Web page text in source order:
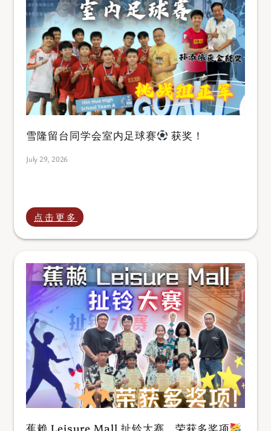
雪隆留台同学会室内足球赛 获奖！
July 29, 2026
点击更多
蕉赖 Leisure Mall 扯铃大赛，荣获多奖项